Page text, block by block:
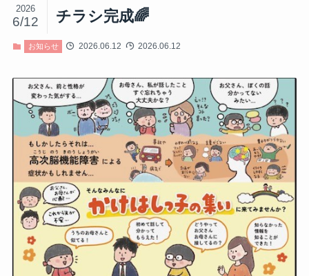
チラシ完成🌈
2026
6/12
お知らせ 2026.06.12 2026.06.12